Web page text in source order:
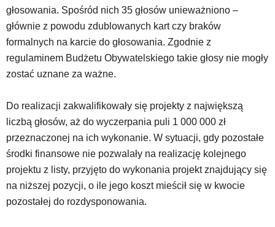
dedykowane
skróty
klawiaturowe,
zatem
nawigacja
obsługiwana
standardowy
sposób.
Na
stronie
mogą
się
znajdować
powszechnie
głosowania. Spośród nich 35 głosów unieważniono –
głównie z powodu zdublowanych kart czy braków
formalnych na karcie do głosowania. Zgodnie z
regulaminem Budżetu Obywatelskiego takie głosy nie mogły
zostać uznane za ważne.
Do realizacji zakwalifikowały się projekty z największą
liczbą głosów, aż do wyczerpania puli 1 000 000 zł
przeznaczonej na ich wykonanie. W sytuacji, gdy pozostałe
środki finansowe nie pozwalały na realizację kolejnego
projektu z listy, przyjęto do wykonania projekt znajdujący się
na niższej pozycji, o ile jego koszt mieścił się w kwocie
pozostałej do rozdysponowania.